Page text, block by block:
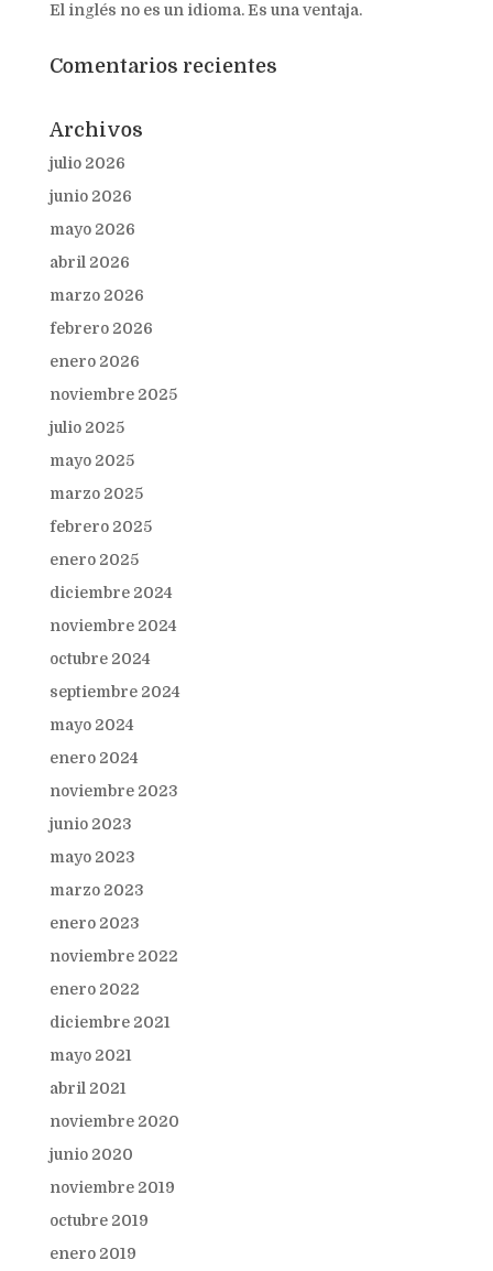
El inglés no es un idioma. Es una ventaja.
Comentarios recientes
Archivos
julio 2026
junio 2026
mayo 2026
abril 2026
marzo 2026
febrero 2026
enero 2026
noviembre 2025
julio 2025
mayo 2025
marzo 2025
febrero 2025
enero 2025
diciembre 2024
noviembre 2024
octubre 2024
septiembre 2024
mayo 2024
enero 2024
noviembre 2023
junio 2023
mayo 2023
marzo 2023
enero 2023
noviembre 2022
enero 2022
diciembre 2021
mayo 2021
abril 2021
noviembre 2020
junio 2020
noviembre 2019
octubre 2019
enero 2019